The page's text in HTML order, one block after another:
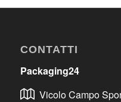
CONTATTI
Packaging24
Vicolo Campo